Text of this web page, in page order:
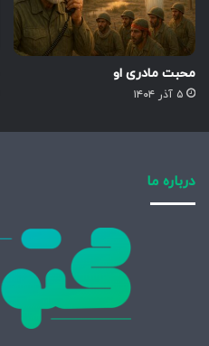
محبت مادری او
۵ آذر ۱۴۰۴
درباره ما